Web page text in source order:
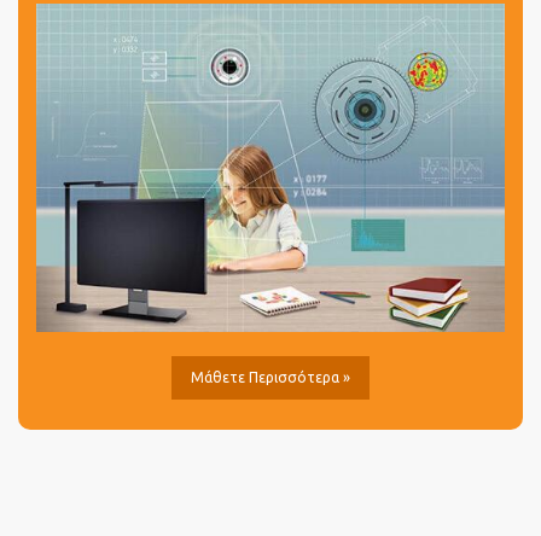
Μάθετε Περισσότερα »